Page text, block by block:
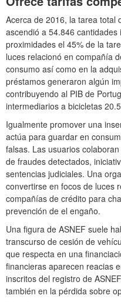
Acerca de 2016, la tarea total
ascendió a 54.846
proximidades el 45% de la
luces relacionó en compañía
consumo así­ como en la
préstamos generaron algún
contribuyendo al PIB de
intermediarios a bicicletas
Igualmente promover una
actúa para guardar en
falsas. Las usuarios
de fraudes detectados,
sentencias judiciales. Una
convertirse en focos de luces
compañías de crédito para
prevención de el engaño.
Una figura de ASNEF suele
transcurso de cesión de
que respecta en una
financieras aparecen reacias
inscritos del registro de
también en la pérdida sobre